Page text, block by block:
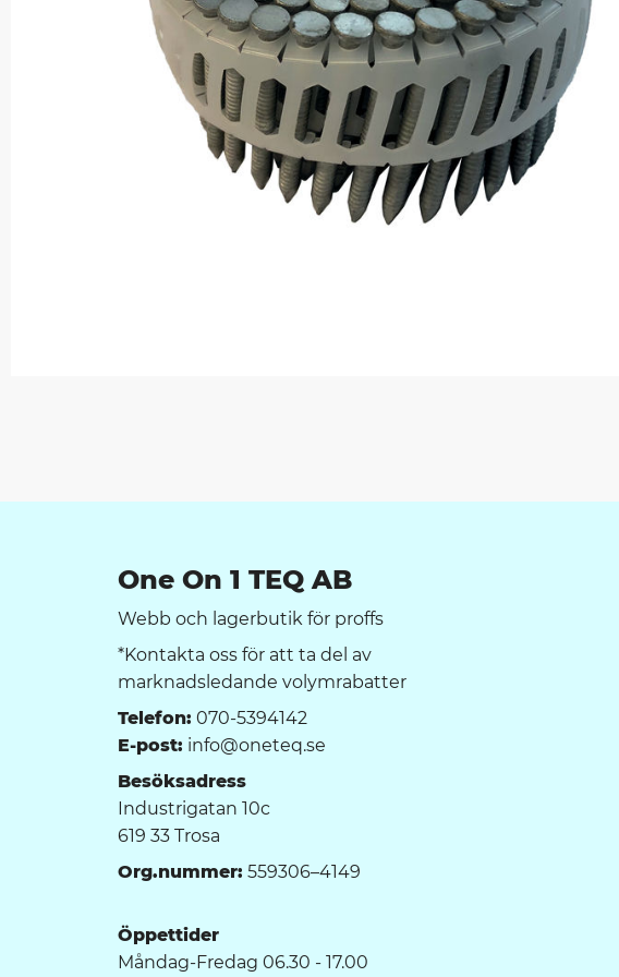
One On 1 TEQ AB
Webb och lagerbutik för proffs
*Kontakta oss för att ta del av
marknadsledande volymrabatter
Telefon: 070-5394142
E-post: info@oneteq.se
Besöksadress
Industrigatan 10c
619 33 Trosa
Org.nummer: 559306–4149
Öppettider
Måndag-Fredag 06.30 - 17.00